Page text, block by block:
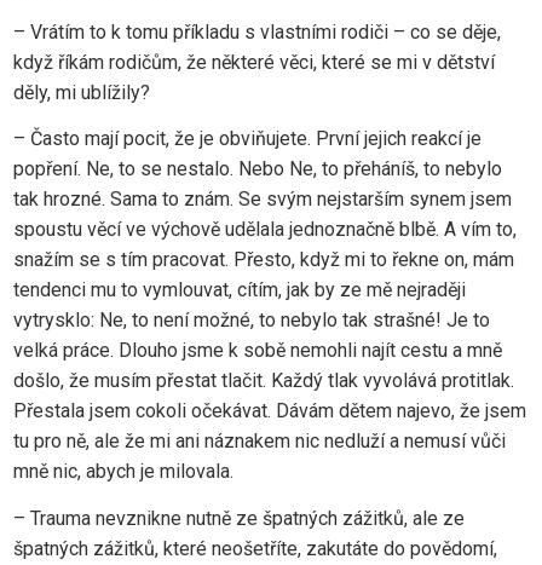
– Vrátím to k tomu příkladu s vlastními rodiči – co se děje,
když říkám rodičům, že některé věci, které se mi v dětství
děly, mi ublížily?
– Často mají pocit, že je obviňujete. První jejich reakcí je
popření. Ne, to se nestalo. Nebo Ne, to přeháníš, to nebylo
tak hrozné. Sama to znám. Se svým nejstarším synem jsem
spoustu věcí ve výchově udělala jednoznačně blbě. A vím to,
snažím se s tím pracovat. Přesto, když mi to řekne on, mám
tendenci mu to vymlouvat, cítím, jak by ze mě nejraději
vytrysklo: Ne, to není možné, to nebylo tak strašné! Je to
velká práce. Dlouho jsme k sobě nemohli najít cestu a mně
došlo, že musím přestat tlačit. Každý tlak vyvolává protitlak.
Přestala jsem cokoli očekávat. Dávám dětem najevo, že jsem
tu pro ně, ale že mi ani náznakem nic nedluží a nemusí vůči
mně nic, abych je milovala.
– Trauma nevznikne nutně ze špatných zážitků, ale ze
špatných zážitků, které neošetříte, zakutáte do povědomí,